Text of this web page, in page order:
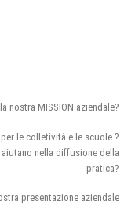
nostra MISSION aziendale?
le colletività e le scuole ?
nella diffusione della
pratica?
presentazione aziendale